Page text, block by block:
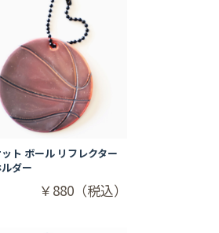
ト ボール リフレクター
ダー
￥880（税込）